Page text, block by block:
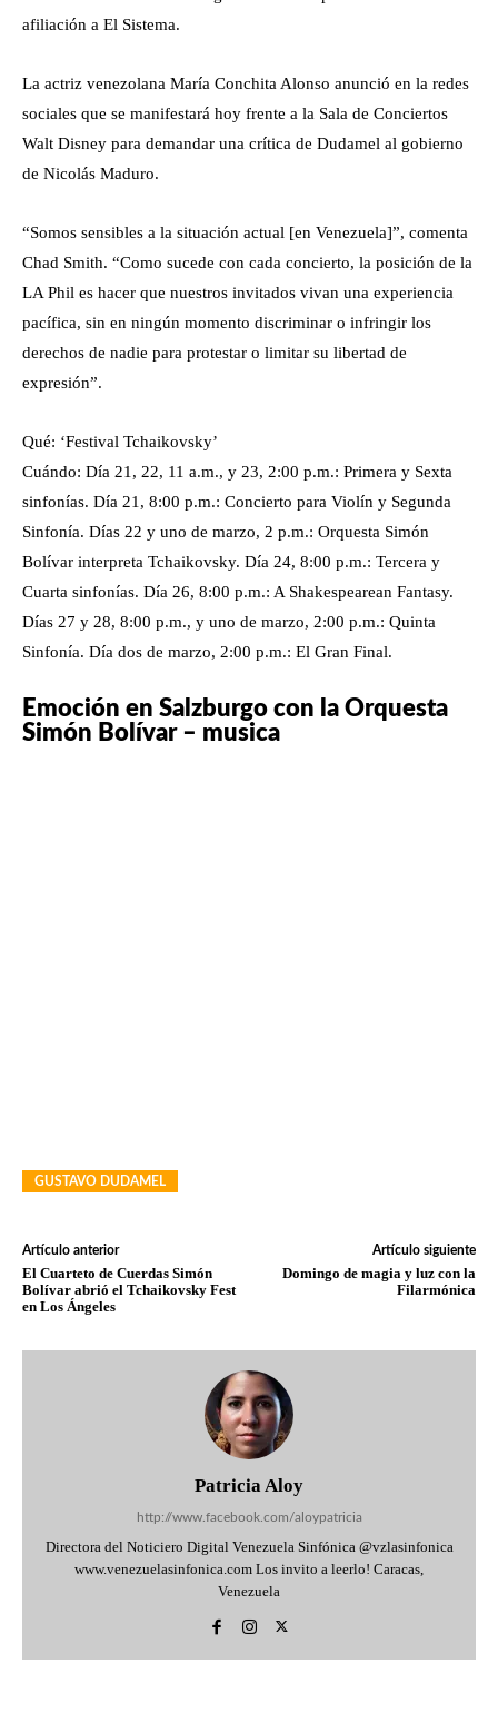
afiliación a El Sistema.
La actriz venezolana María Conchita Alonso anunció en la redes
sociales que se manifestará hoy frente a la Sala de Conciertos
Walt Disney para demandar una crítica de Dudamel al gobierno
de Nicolás Maduro.
“Somos sensibles a la situación actual [en Venezuela]”, comenta
Chad Smith. “Como sucede con cada concierto, la posición de la
LA Phil es hacer que nuestros invitados vivan una experiencia
pacífica, sin en ningún momento discriminar o infringir los
derechos de nadie para protestar o limitar su libertad de
expresión”.
Qué: ‘Festival Tchaikovsky’
Cuándo: Día 21, 22, 11 a.m., y 23, 2:00 p.m.: Primera y Sexta
sinfonías. Día 21, 8:00 p.m.: Concierto para Violín y Segunda
Sinfonía. Días 22 y uno de marzo, 2 p.m.: Orquesta Simón
Bolívar interpreta Tchaikovsky. Día 24, 8:00 p.m.: Tercera y
Cuarta sinfonías. Día 26, 8:00 p.m.: A Shakespearean Fantasy.
Días 27 y 28, 8:00 p.m., y uno de marzo, 2:00 p.m.: Quinta
Sinfonía. Día dos de marzo, 2:00 p.m.: El Gran Final.
Emoción en Salzburgo con la Orquesta
Simón Bolívar – musica
GUSTAVO DUDAMEL
Artículo anterior
El Cuarteto de Cuerdas Simón
Bolívar abrió el Tchaikovsky Fest
en Los Ángeles
Artículo siguiente
Domingo de magia y luz con la
Filarmónica
Patricia Aloy
http://www.facebook.com/aloypatricia
Directora del Noticiero Digital Venezuela Sinfónica @vzlasinfonica
www.venezuelasinfonica.com Los invito a leerlo! Caracas,
Venezuela